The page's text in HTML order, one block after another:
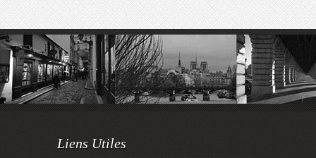
Liens Utiles